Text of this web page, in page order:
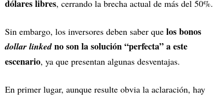
dólares libres, cerrando la brecha actual de más del 50%.
Sin embargo, los inversores deben saber que los bonos
dollar linkedno son la solución “perfecta” a este
escenario, ya que presentan algunas desventajas.
En primer lugar, aunque resulte obvia la aclaración, hay